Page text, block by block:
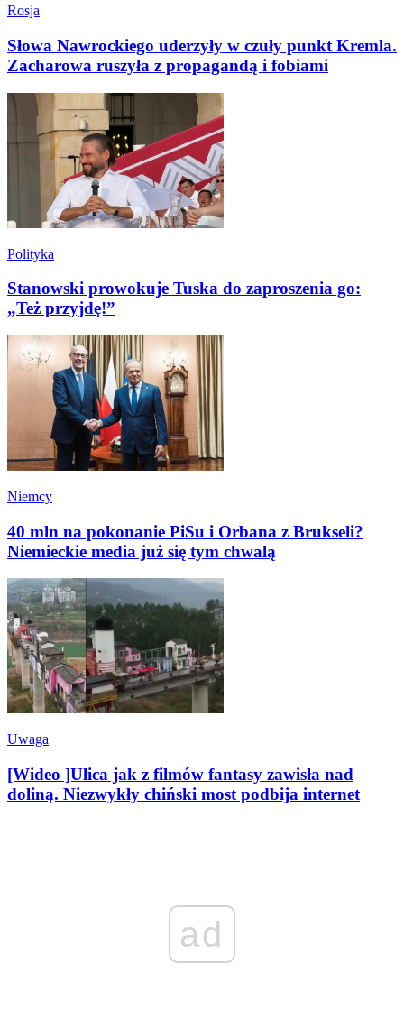
Rosja
Słowa Nawrockiego uderzyły w czuły punkt Kremla.
Zacharowa ruszyła z propagandą i fobiami
Polityka
Stanowski prowokuje Tuska do zaproszenia go:
„Też przyjdę!”
Niemcy
40 mln na pokonanie PiSu i Orbana z Brukseli?
Niemieckie media już się tym chwalą
Uwaga
[Wideo ]Ulica jak z filmów fantasy zawisła nad
doliną. Niezwykły chiński most podbija internet
ad